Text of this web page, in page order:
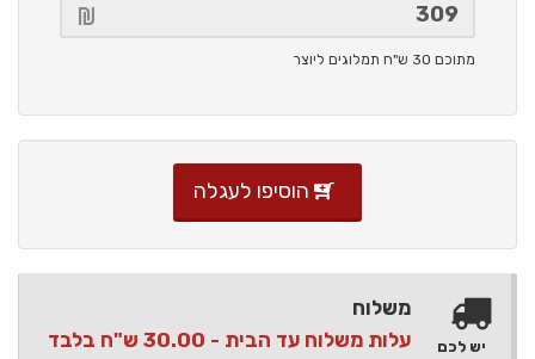
מתוכם 30 ש"ח תמלוגים ליוצר
הוסיפו לעגלה
משלוח
עלות משלוח עד הבית - 30.00 ש"ח בלבד
יש לכם